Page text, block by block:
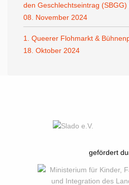
den Geschlechtseintrag
08. November 2024
1. Queerer Flohmarkt &
18. Oktober 2024
gefördert